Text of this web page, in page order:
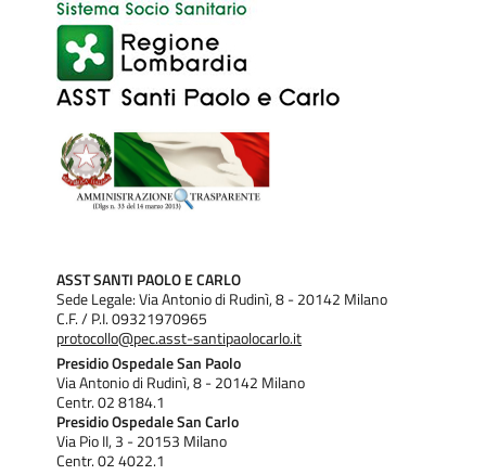
ASST SANTI PAOLO E CARLO
Sede Legale: Via Antonio di Rudinì, 8 - 20142 Milano
C.F. / P.I. 09321970965
protocollo@pec.asst-santipaolocarlo.it
Presidio Ospedale San Paolo
Via Antonio di Rudinì, 8 - 20142 Milano
Centr. 02 8184.1
Presidio Ospedale San Carlo
Via Pio II, 3 - 20153 Milano
Centr. 02 4022.1